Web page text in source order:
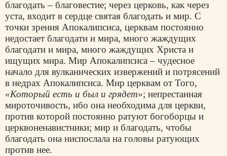
благодать – благовестие; через церковь, как через
уста, входит в сердце святая благодать и мир. С
точки зрения Апокалипсиса, церквам постоянно
недостает благодати и мира, много жаждущих
благодати и мира, много жаждущих Христа и
ищущих мира. Мир Апокалипсиса – чудесное
начало для вулканических извержений и потрясений
в недрах Апокалипсиса. Мир церквам от Того,
«Который есть и был и грядет»; непрестанная
мироточивость, ибо она необходима для церкви,
против которой постоянно ратуют богоборцы и
церквоненавистники; мир и благодать, чтобы
благодать она ниспослала на головы ратующих
против нее.